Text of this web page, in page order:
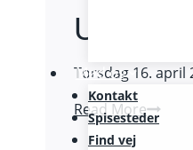
Mød os
Kontakt
Spisesteder
Find vej
Ulvemad
Torsdag 16. april
Read More